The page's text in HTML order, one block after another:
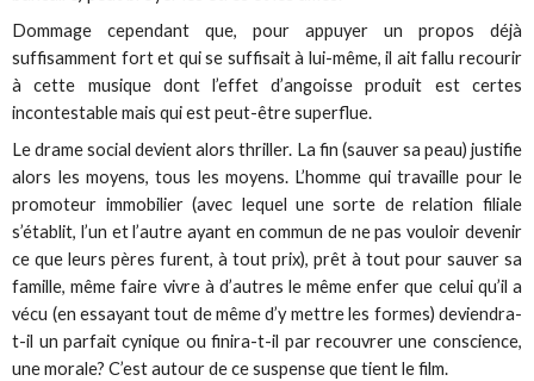
Dommage cependant que, pour appuyer un propos déjà
suffisamment fort et qui se suffisait à lui-même, il ait fallu recourir
à cette musique dont l’effet d’angoisse produit est certes
incontestable mais qui est peut-être superflue.
Le drame social devient alors thriller. La fin (sauver sa peau) justifie
alors les moyens, tous les moyens. L’homme qui travaille pour le
promoteur immobilier (avec lequel une sorte de relation filiale
s’établit, l’un et l’autre ayant en commun de ne pas vouloir devenir
ce que leurs pères furent, à tout prix), prêt à tout pour sauver sa
famille, même faire vivre à d’autres le même enfer que celui qu’il a
vécu (en essayant tout de même d’y mettre les formes) deviendra-
t-il un parfait cynique ou finira-t-il par recouvrer une conscience,
une morale? C’est autour de ce suspense que tient le film.